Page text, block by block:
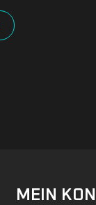
MEIN